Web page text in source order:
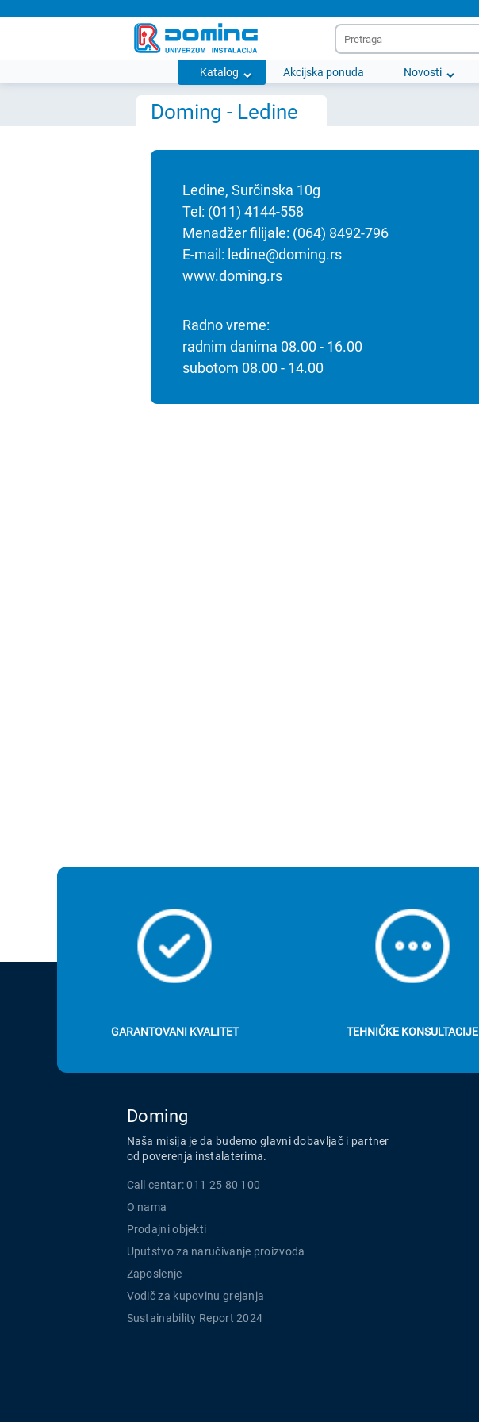
Katalog Akcijska ponuda Novosti
Doming - Ledine
Ledine, Surčinska 10g
Tel: (011) 4144-558
Menadžer filijale: (064) 8492-796
E-mail: ledine@doming.rs
www.doming.rs
Radno vreme:
radnim danima 08.00 - 16.00
subotom 08.00 - 14.00
GARANTOVANI KVALITET TEHNIČKE KONSULTACIJE
Doming
Naša misija je da budemo glavni dobavljač i partner
od poverenja instalaterima.
Call centar: 011 25 80 100
O nama
Prodajni objekti
Uputstvo za naručivanje proizvoda
Zaposlenje
Vodič za kupovinu grejanja
Sustainability Report 2024